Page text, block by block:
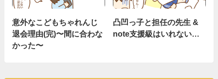
意外なこどもちゃれんじ
退会理由(完)〜間に合わな
かった〜
凸凹っ子と担任の先生 &
note支援級はいれない…